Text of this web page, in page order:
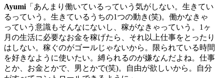
Ayumi 「あんまり働いているっていう気がしない。生きてい
るっていう。生きているうちの1つの動き(笑)。働かなきゃ
っていう意識もそんなにないし、稼がなきゃっていう。 1 ヶ
月の生活に必要なお金を稼げたら、それ以上仕事をとったり
はしない。稼ぐのがゴールじゃないから。限られている時間
を好きなように使いたい。縛られるのが嫌なんだよね。仕事
とか、お金とかで、男とかで(笑)。自由が欲しいから。自分